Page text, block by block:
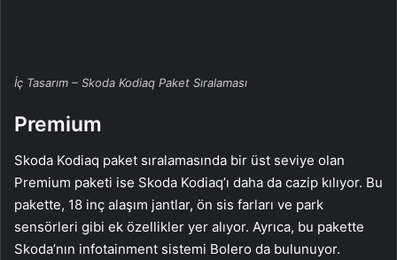
İç Tasarım – Skoda Kodiaq Paket Sıralaması
Premium
Skoda Kodiaq paket sıralamasında bir üst seviye olan
Premium paketi ise Skoda Kodiaq’ı daha da cazip kılıyor. Bu
pakette, 18 inç alaşım jantlar, ön sis farları ve park
sensörleri gibi ek özellikler yer alıyor. Ayrıca, bu pakette
Skoda’nın infotainment sistemi Bolero da bulunuyor.